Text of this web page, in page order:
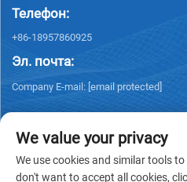
Телефон:
+86-18957860925
Эл. почта:
Company E-mail: [email protected]
We value your privacy
We use cookies and similar tools
don't want to accept all cookies,